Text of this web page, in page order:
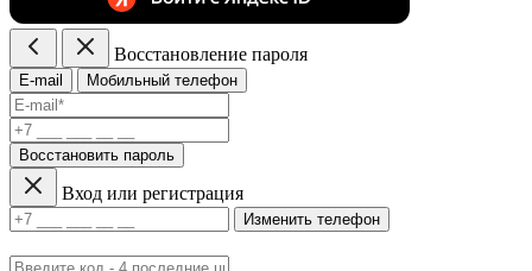
Восстановление пароля
E-mail Мобильный телефон
Восстановить пароль
Вход или регистрация
Изменить телефон